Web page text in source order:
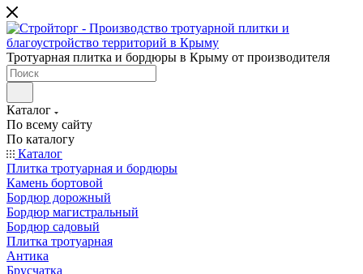
Тротуарная плитка и бордюры в Крыму от производителя
Каталог
По всему сайту
По каталогу
Каталог
Плитка тротуарная и бордюры
Камень бортовой
Бордюр дорожный
Бордюр магистральный
Бордюр садовый
Плитка тротуарная
Антика
Брусчатка